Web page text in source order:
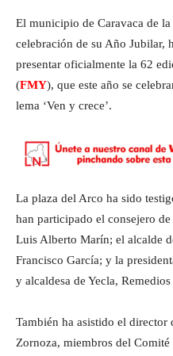
El municipio de Caravaca de
celebración de su Año Jubilar,
presentar oficialmente la 62
(FMY), que este año se
lema ‘Ven y crece’.
La plaza del Arco ha sido
han participado el consejero
Luis Alberto Marín; el alcalde
Francisco García; y la
y alcaldesa de Yecla,
También ha asistido el director
Zornoza, miembros del